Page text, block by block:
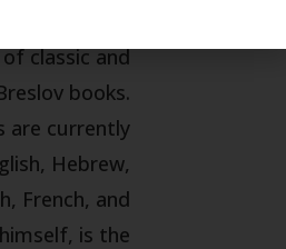
classic and
books.
are currently
Hebrew,
French, and
is the